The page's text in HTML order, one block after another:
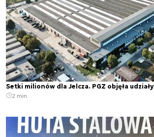
Setki milionów dla Jelcza. PGZ objęła udziały
2 min.